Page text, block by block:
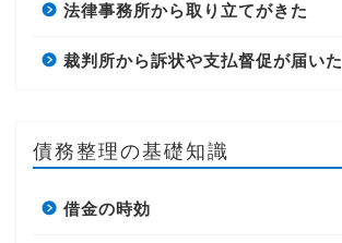
法律事務所から取り立てがきた
裁判所から訴状や支払督促が届いた
債務整理の基礎知識
借金の時効